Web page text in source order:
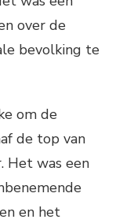
over de
bevolking te
om de
de top van
Het was een
en het